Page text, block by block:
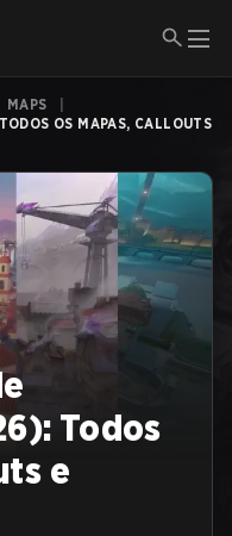
MAPS
OS MAPAS, CALLOUTS
Todos
e